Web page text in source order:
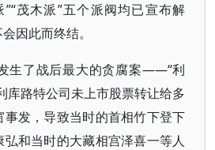
”“茂木派”五个派阀均已宣布解
因此而终结。
生了战后最大的贪腐案——“利
库路特公司未上市股票转让给多
发，导致当时的首相竹下登下
和当时的大藏相宫泽喜一等人